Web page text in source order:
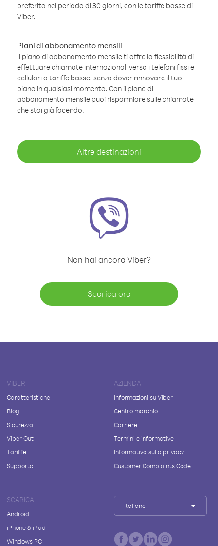
preferita nel periodo di 30 giorni, con le tariffe basse di
Viber.
Piani di abbonamento mensili
Il piano di abbonamento mensile ti offre la flessibilità di
effettuare chiamate internazionali verso i telefoni fissi e
cellulari a tariffe basse, senza dover rinnovare il tuo
piano in qualsiasi momento. Con il piano di
abbonamento mensile puoi risparmiare sulle chiamate
che stai già facendo.
Altre destinazioni
Non hai ancora Viber?
Scarica ora
VIBER
Caratteristiche
Blog
Sicurezza
Viber Out
Tariffe
Supporto
AZIENDA
Informazioni su Viber
Centro marchio
Carriere
Termini e informative
Informativa sulla privacy
Customer Complaints Code
SCARICA
Android
iPhone & iPad
Windows PC
Italiano